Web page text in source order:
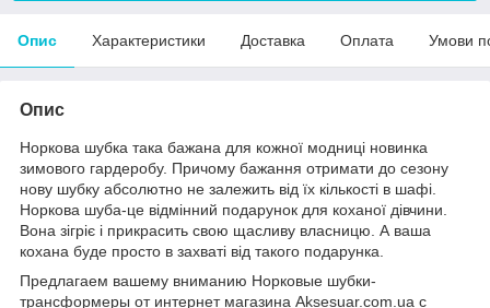
Опис Характеристики Доставка Оплата Умови
Опис
Норкова шубка така бажана для кожної модниці новинка
зимового гардеробу. Причому бажання отримати до сезону
нову шубку абсолютно не залежить від їх кількості в шафі.
Норкова шуба-це відмінний подарунок для коханої дівчини.
Вона зігріє і прикрасить свою щасливу власницю. А ваша
кохана буде просто в захваті від такого подарунка.
Предлагаем вашему вниманию Норковые шубки-
трансформеры от интернет магазина Aksesuar.com.ua с